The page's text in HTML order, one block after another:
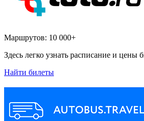
Маршрутов: 10 000+
Здесь легко узнать расписание и цены
Найти билеты